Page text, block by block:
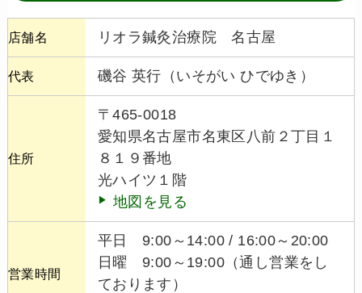
店舗名 リオラ鍼灸治療院 名古屋
代表 磯谷 英行（いそがい ひでゆき）
住所
〒465-0018
愛知県名古屋市名東区八前２丁目１
８１９番地
光ハイツ１階
地図を見る
営業時間
平日 9:00～14:00 / 16:00～20:00
日曜 9:00～19:00（通し営業をし
ております）